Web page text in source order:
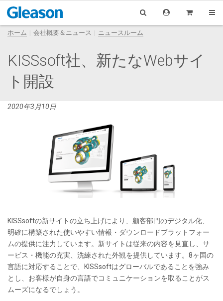
ホーム 会社概要＆ニュース ニュースルーム
KISSsoft社、新たなWebサイ
ト開設
2020年3月10日
KISSsoftの新サイトの立ち上げにより、顧客部門のデジタル化、
明確に構築された使いやすい情報・ダウンロードプラットフォー
ムの提供に注力しています。新サイトは従来の内容を見直し、サ
ービス・機能の充実、洗練された外観を提供しています。8ヶ国の
言語に対応することで、KISSsoftはグローバルであることを強み
とし、お客様が自身の言語でコミュニケーションを取ることがス
ムーズになるでしょう。